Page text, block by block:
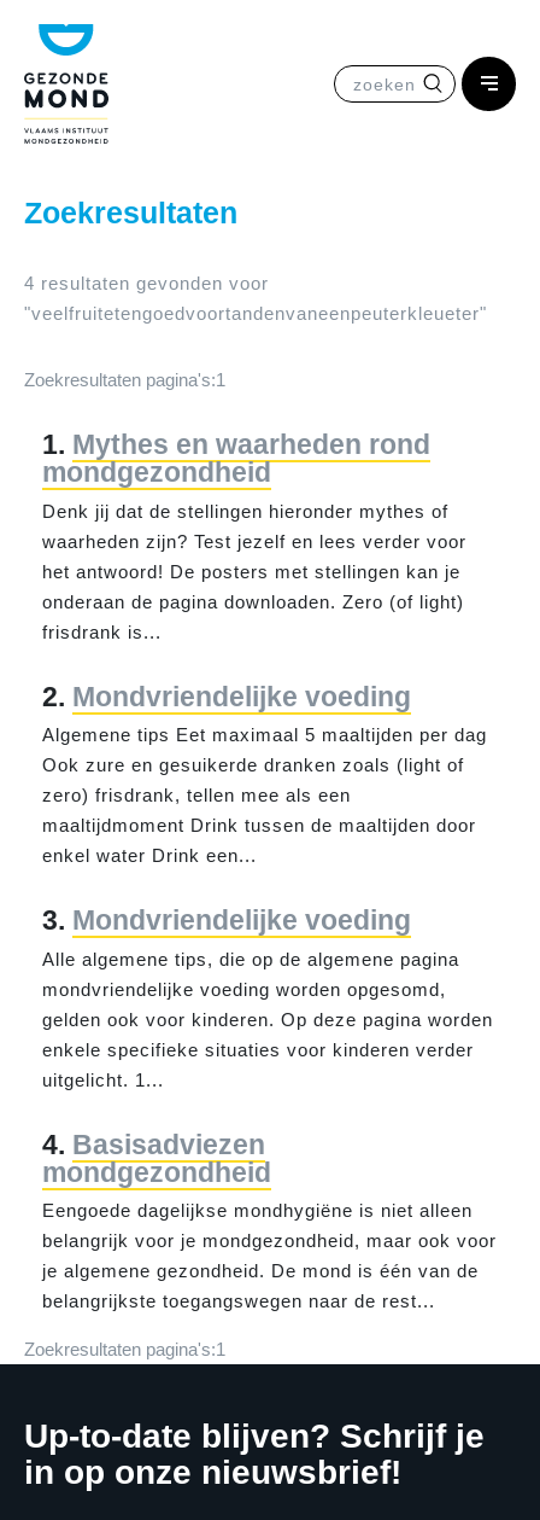
zoeken
Zoekresultaten
4 resultaten gevonden voor
"veel fruitetengoedvoortandenvaneenpeuterkleueter"
Zoekresultaten pagina's:1
1. Mythes en waarheden rond
mondgezondheid
Denk jij dat de stellingen hieronder mythes of
waarheden zijn? Test jezelf en lees verder voor
het antwoord! De posters met stellingen kan je
onderaan de pagina downloaden. Zero (of light)
frisdrank is...
2. Mondvriendelijke voeding
Algemene tips Eet maximaal 5 maaltijden per dag
Ook zure en gesuikerde dranken zoals (light of
zero) frisdrank, tellen mee als een
maaltijdmoment Drink tussen de maaltijden door
enkel water Drink een...
3. Mondvriendelijke voeding
Alle algemene tips, die op de algemene pagina
mondvriendelijke voeding worden opgesomd,
gelden ook voor kinderen. Op deze pagina worden
enkele specifieke situaties voor kinderen verder
uitgelicht. 1...
4. Basisadviezen
mondgezondheid
Eengoede dagelijkse mondhygiëne is niet all een
belangrijk voor je mondgezondheid, maar ook voor
je algemene gezondheid. De mond is één van de
belangrijkste toegangswegen naar de rest...
Zoekresultaten pagina's:1
Up-to-date blijven? Schrijf je
in op onze nieuwsbrief!